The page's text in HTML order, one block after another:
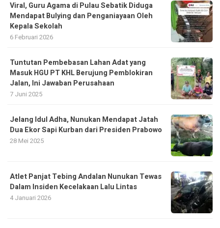
Viral, Guru Agama di Pulau Sebatik Diduga
Mendapat Bulying dan Penganiayaan Oleh
Kepala Sekolah
6 Februari 2026
Tuntutan Pembebasan Lahan Adat yang
Masuk HGU PT KHL Berujung Pemblokiran
Jalan, Ini Jawaban Perusahaan
7 Juni 2025
Jelang Idul Adha, Nunukan Mendapat Jatah
Dua Ekor Sapi Kurban dari Presiden Prabowo
28 Mei 2025
Atlet Panjat Tebing Andalan Nunukan Tewas
Dalam Insiden Kecelakaan Lalu Lintas
4 Januari 2026